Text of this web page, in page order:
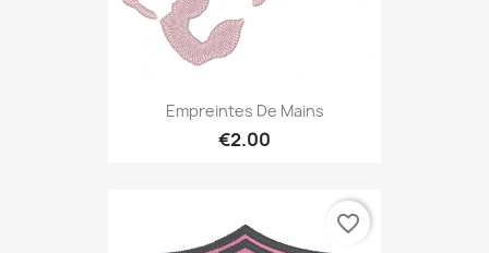
Empreintes De Mains
€2.00
favorite_border